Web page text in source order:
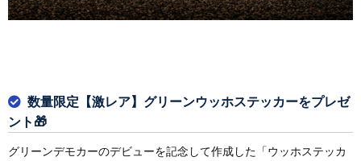
数量限定【激レア】グリーンウッホステッカーをプレゼ
ント🎁
グリーンデモカーのデビューを記念して作成した「ウッホステッカ